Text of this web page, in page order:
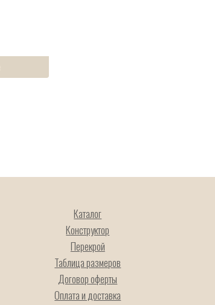
Каталог
Конструктор
Перекрой
Таблица размеров
Договор оферты
Оплата и доставка